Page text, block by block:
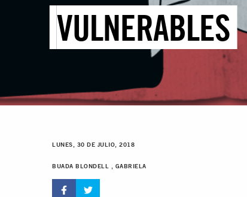
VULNERABLES
LUNES, 30 DE JULIO, 2018
BUADA BLONDELL , GABRIELA